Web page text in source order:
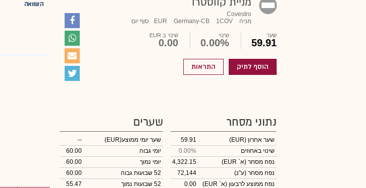
Covestro
מניה
1COV
Germany-CB
EUR סוף יום
שער
59.91
שינוי
0.00%
שינוי ב EUR
0.00
הוסף לתיק התראות
השוואה
נתוני מסחר
שער אחרון (EUR)
59.91
שינוי באחוזים
0.00%
נפח מסחר (א` EUR)
4,322.15
נפח מסחר (ע"נ)
72,144
נפח ממוצע לרבעון (א` EUR)
0.00
שערים
שער יומי ממוצע(EUR)
--
יומי גבוה
60.00
יומי נמוך
60.00
52 שבועות גבוה
60.00
52 שבועות נמוך
55.47